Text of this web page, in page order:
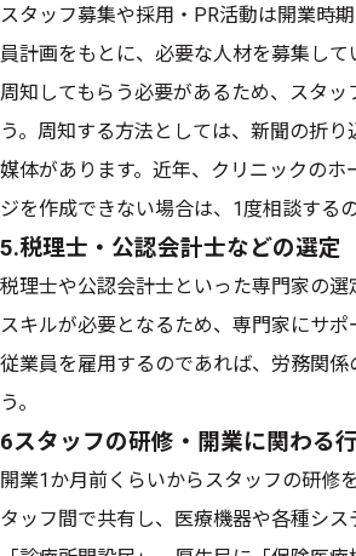
スタッフ募集や採用・PR活動は開業時
員計画をもとに、必要な人材を募集し
周知してもらう必要があるため、スタ
う。周知する方法としては、新聞の折
媒体があります。近年、クリニックの
ジを作成できない場合は、1度相談する
5.税理士・公認会計士などの選定
税理士や公認会計士といった専門家の
スキルが必要となるため、専門家にサ
従業員を雇用するのであれば、労務関
う。
6スタッフの研修・開業に関わる
開業1か月前くらいからスタッフの研修
タッフ間で共有し、医療機器や各種シ